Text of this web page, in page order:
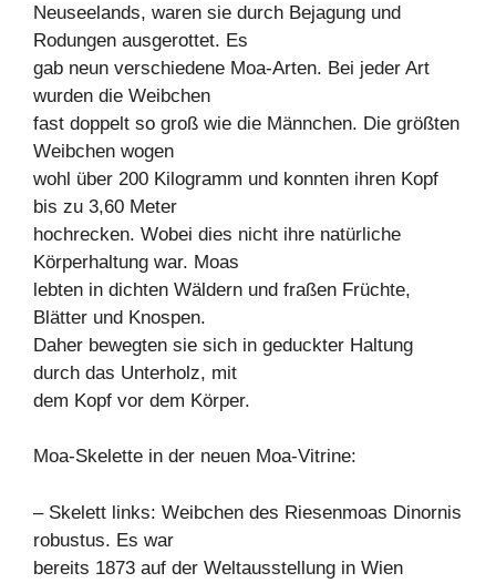
Neuseelands, waren sie durch Bejagung und
Rodungen ausgerottet. Es
gab neun verschiedene Moa-Arten. Bei jeder Art
wurden die Weibchen
fast doppelt so groß wie die Männchen. Die größten
Weibchen wogen
wohl über 200 Kilogramm und konnten ihren Kopf
bis zu 3,60 Meter
hochrecken. Wobei dies nicht ihre natürliche
Körperhaltung war. Moas
lebten in dichten Wäldern und fraßen Früchte,
Blätter und Knospen.
Daher bewegten sie sich in geduckter Haltung
durch das Unterholz, mit
dem Kopf vor dem Körper.
Moa-Skelette in der neuen Moa-Vitrine:
– Skelett links: Weibchen des Riesenmoas Dinornis
robustus. Es war
bereits 1873 auf der Weltausstellung in Wien